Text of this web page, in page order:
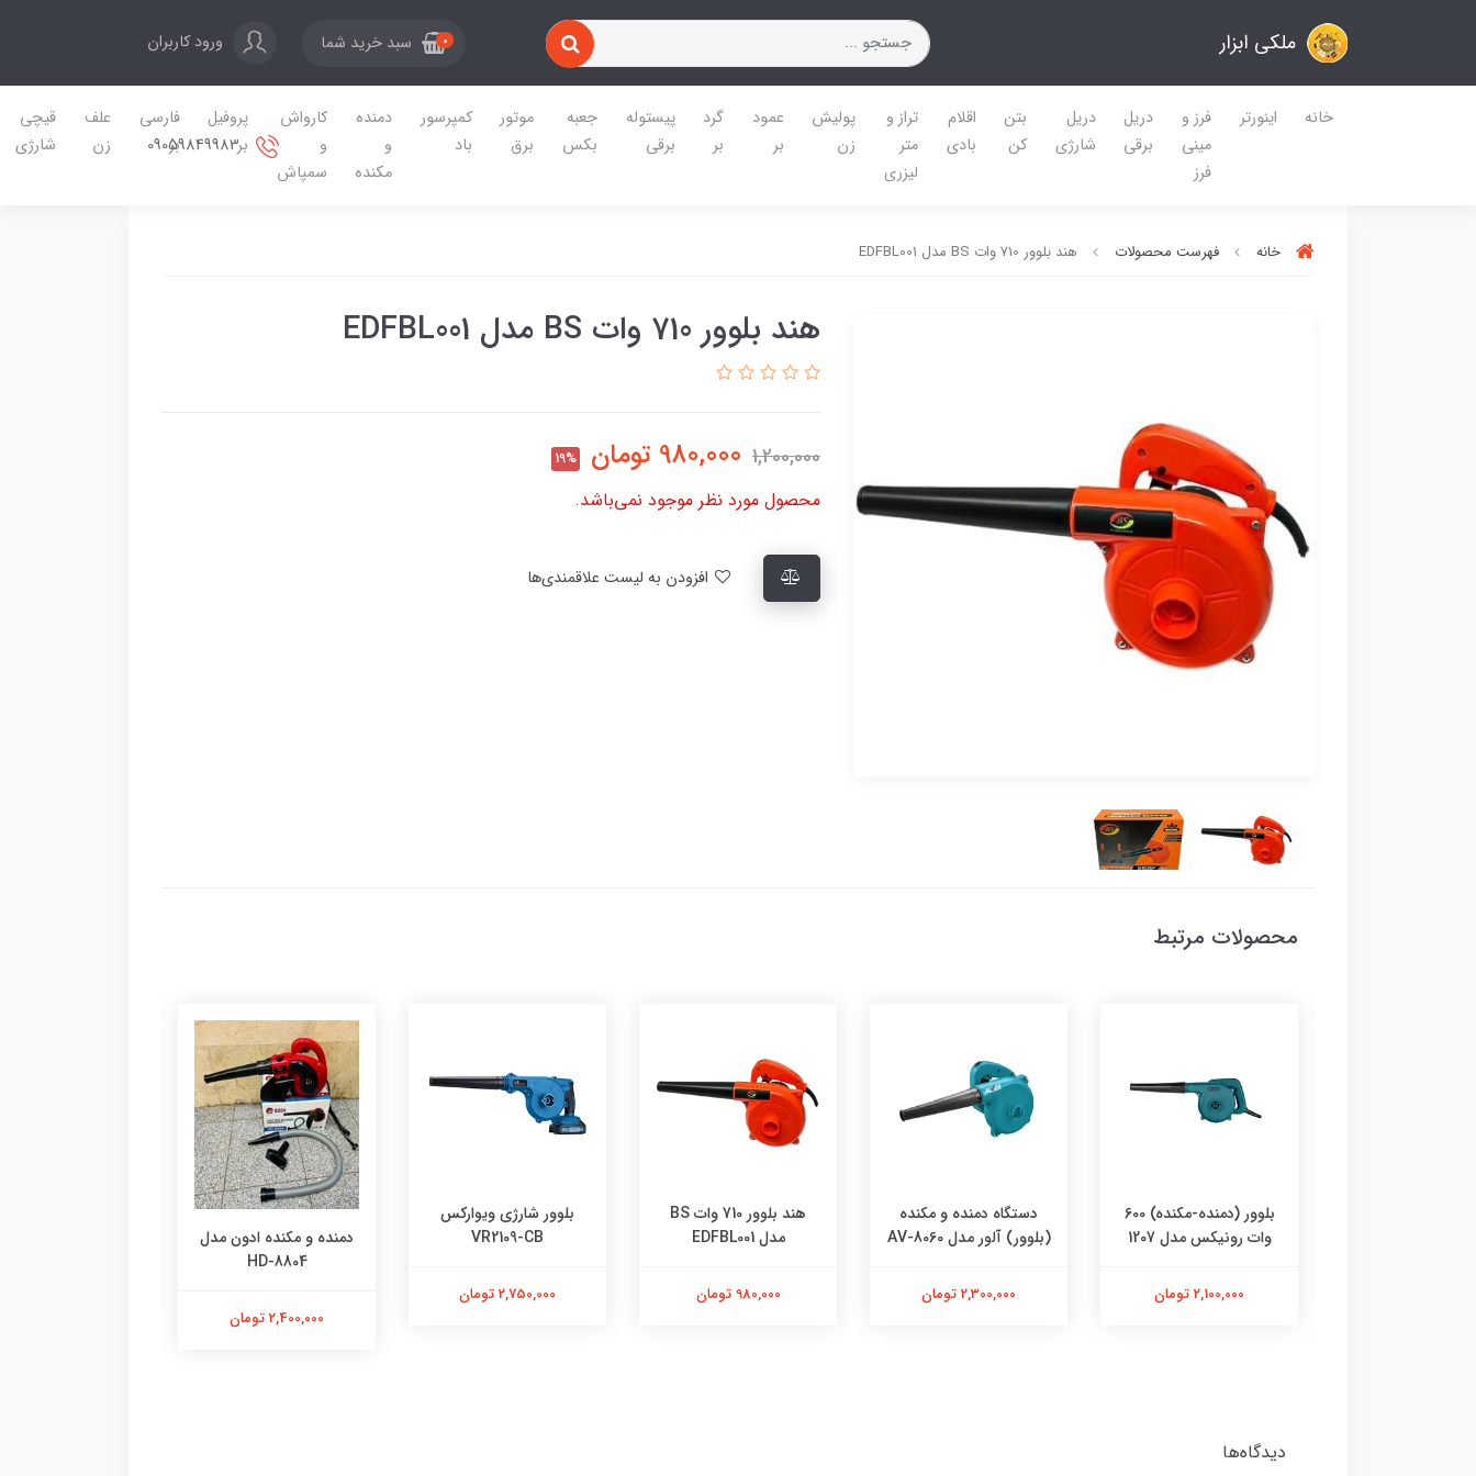
ملکی ابزار 0 سبد خرید شما ورود کاربران
خانه اینورتر
فرز و
مینی
فرز
دریل
برقی
دریل
شارژی
بتن
کن
اقلام
بادی
تراز و
متر
لیزری
پولیش
زن
عمود
بر
گرد
بر
پیستوله
برقی
جعبه
بکس
موتور
برق
کمپرسور
باد
دمنده
و
مکنده
کارواش
و
سمپاش
پروفیل
بر
فارسی
بر
علف
زن
قیچی
شارژی
09059849983
خانه فهرست محصولات هند بلوور 710 وات BS مدل EDFBL001
هند بلوور 710 وات BS مدل EDFBL001
1,200,000
980,000 تومان 19%
محصول مورد نظر موجود نمی‌باشد.
محصولات مرتبط
بلوور (دمنده-مکنده) 600
وات رونیکس مدل 1207
2,100,000 تومان
دستگاه دمنده و مکنده
(بلوور) آلور مدل AV-8060
2,300,000 تومان
هند بلوور 710 وات BS
مدل EDFBL001
980,000 تومان
بلوور شارژی ویوارکس
VR2109-CB
2,750,000 تومان
دمنده و مکنده ادون مدل
HD-8804
2,400,000 تومان
دیدگاه‌ها